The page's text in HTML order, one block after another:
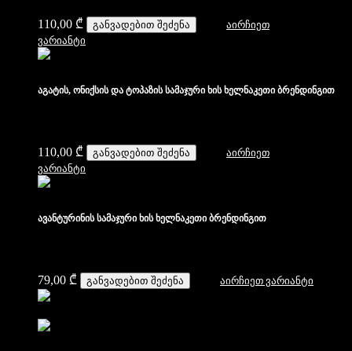
110,00 ₾ განვადებით შეძენა
აირჩიეთ
ვარიანტი
აგატის, ონიქსის და ტოპაზის სამაჯური ხის ხელნაკეთი ბრენდინგით
110,00 ₾ განვადებით შეძენა
აირჩიეთ
ვარიანტი
ავანტურინის სამაჯური ხის ხელნაკეთი ბრენდინგით
79,00 ₾ განვადებით შეძენა აირჩიეთ ვარიანტი